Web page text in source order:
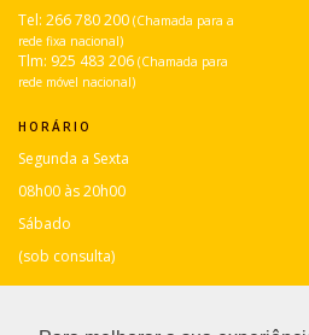
Tel: 266 780 200 (Chamada para a
rede fixa nacional)
Tlm: 925 483 206 (Chamada para
rede móvel nacional)
HORÁRIO
Segunda a Sexta
08h00 às 20h00
Sábado
(sob consulta)